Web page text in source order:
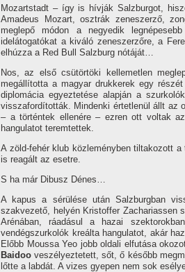
Mozartstadt – így is hívják Salzburgot,
Amadeus Mozart, osztrák zeneszerző,
meglepő módon a negyedik
idelátogatókat a kiváló zeneszerzőre, a
elhúzza a Red Bull Salzburg nótáját…
Nos, az első csütörtöki kellemetlen
megállította a magyar drukkerek egy
diplomácia egyeztetése alapján a
visszafordították. Mindenki értetlenül állt az
– a történtek ellenére – ezren ott voltak
hangulatot teremtettek.
A zöld-fehér klub közleményben tiltakozott
is reagált az esetre.
S ha már Dibusz Dénes…
A kapus a sérülése után Salzburgban
szakvezető, helyén Kristoffer Zachariassen
Arénában, ráadásul a hazai
vendégszurkolók kreálta hangulatot, akár
Előbb Moussa Yeo jobb oldali elfutása
Baidoo veszélyeztetett, sőt, ő később
lőtte a labdát. A vizes gyepen nem sok